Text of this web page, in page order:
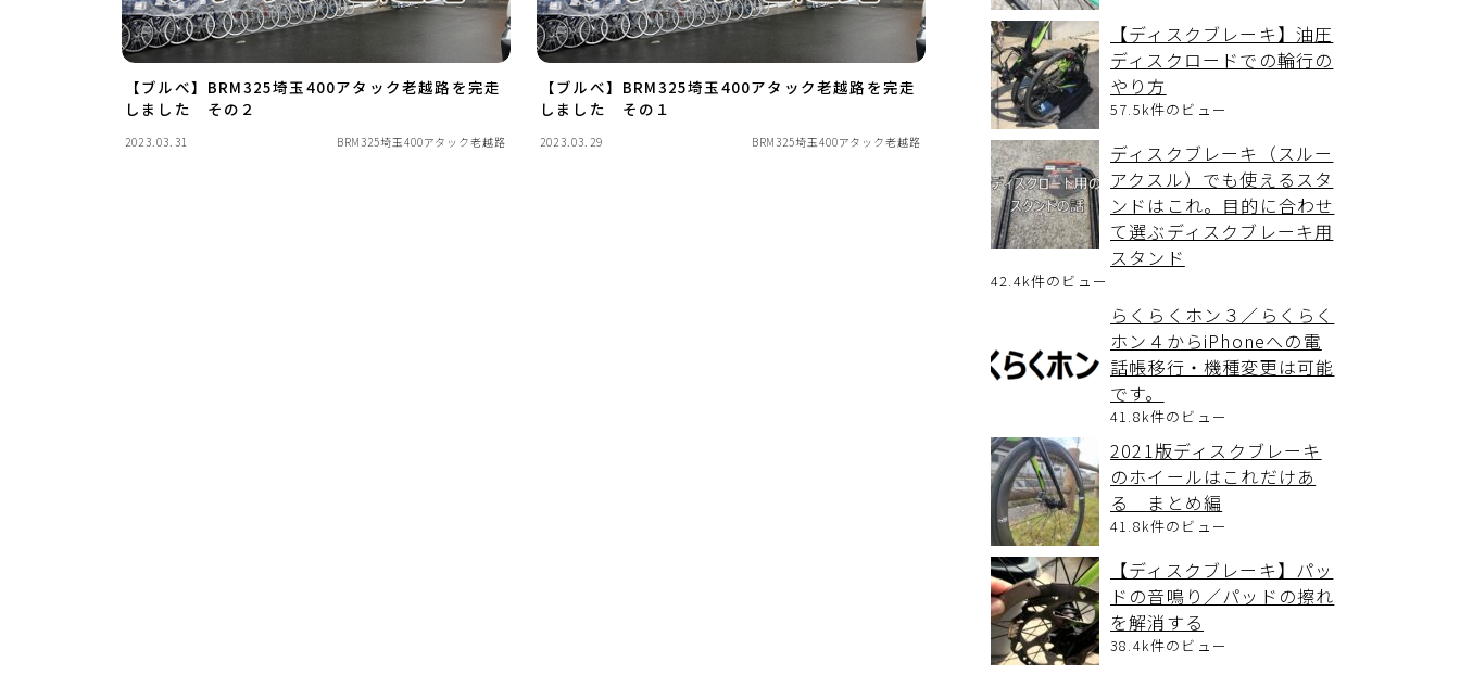
【ブルべ】BRM325埼玉400アタック老越路を完走
しました その２
2023.03.31 BRM325埼玉400アタック老越路
【ブルべ】BRM325埼玉400アタック老越路を完走
しました その１
2023.03.29 BRM325埼玉400アタック老越路
【ディスクブレーキ】油圧
ディスクロードでの輪行の
やり方
57.5k件のビュー
ディスクブレーキ（スルー
アクスル）でも使えるスタ
ンドはこれ。目的に合わせ
て選ぶディスクブレーキ用
スタンド
42.4k件のビュー
らくらくホン３／らくらく
ホン４からiPhoneへの電
話帳移行・機種変更は可能
です。
41.8k件のビュー
2021版ディスクブレーキ
のホイールはこれだけあ
る まとめ編
41.8k件のビュー
【ディスクブレーキ】パッ
ドの音鳴り／パッドの擦れ
を解消する
38.4k件のビュー